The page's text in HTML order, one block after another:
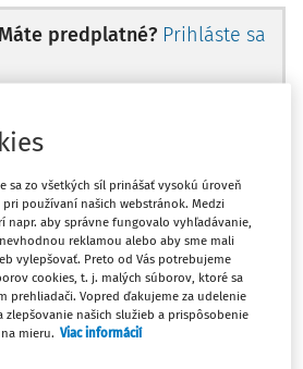
predplatné? Prihláste sa
ste si prečítali len
začiatok...
obsah z tejto oblasti je
portálu.
sa zo všetkých síl prinášať vysokú úroveň
používaní našich webstránok. Medzi
napr. aby správne fungovalo vyhľadávanie,
reklamou alebo aby sme mali
vylepšovať. Preto od Vás potrebujeme
cookies, t. j. malých súborov, ktoré sa
prehliadači. Vopred ďakujeme za udelenie
zlepšovanie našich služieb a prispôsobenie
mieru. Viac informácií